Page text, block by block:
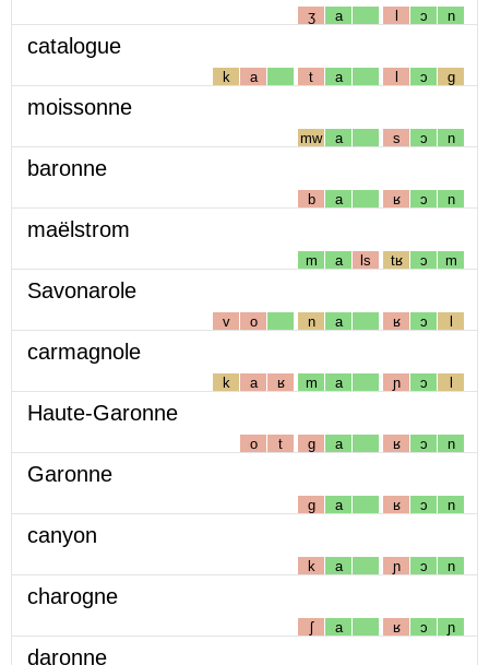
ʒ a l ɔ n
catalogue
k a t a l ɔ g
moissonne
mw a s ɔ n
baronne
b a ʁ ɔ n
maëlstrom
m a ls tʁ ɔ m
Savonarole
v o n a ʁ ɔ l
carmagnole
k a ʁ m a ɲ ɔ l
Haute-Garonne
o t g a ʁ ɔ n
Garonne
g a ʁ ɔ n
canyon
k a ɲ ɔ n
charogne
ʃ a ʁ ɔ ɲ
daronne